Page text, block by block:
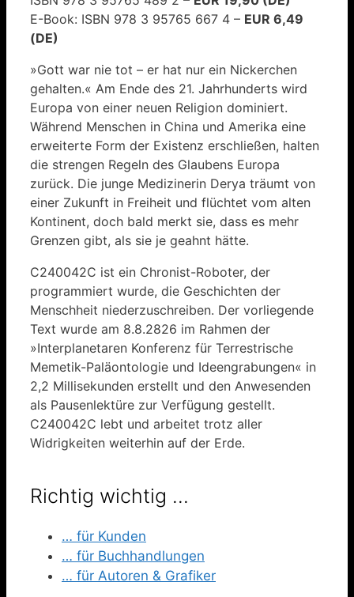
E-Book: ISBN 978 3 95765 667 4 – EUR 6,49
(DE)
»Gott war nie tot – er hat nur ein Nickerchen
gehalten.« Am Ende des 21. Jahrhunderts wird
Europa von einer neuen Religion dominiert.
Während Menschen in China und Amerika eine
erweiterte Form der Existenz erschließen, halten
die strengen Regeln des Glaubens Europa
zurück. Die junge Medizinerin Derya träumt von
einer Zukunft in Freiheit und flüchtet vom alten
Kontinent, doch bald merkt sie, dass es mehr
Grenzen gibt, als sie je geahnt hätte.
C240042C ist ein Chronist-Roboter, der
programmiert wurde, die Geschichten der
Menschheit niederzuschreiben. Der vorliegende
Text wurde am 8.8.2826 im Rahmen der
»Interplanetaren Konferenz für Terrestrische
Memetik-Paläontologie und Ideengrabungen« in
2,2 Millisekunden erstellt und den Anwesenden
als Pausenlektüre zur Verfügung gestellt.
C240042C lebt und arbeitet trotz aller
Widrigkeiten weiterhin auf der Erde.
Richtig wichtig …
… für Kunden
… für Buchhandlungen
… für Autoren & Grafiker